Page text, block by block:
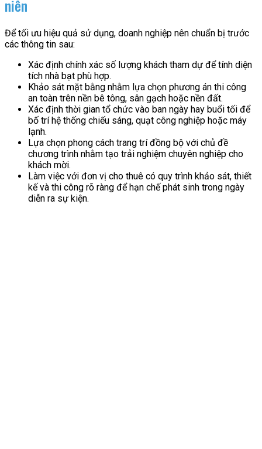
niên
Để tối ưu hiệu quả sử dụng, doanh nghiệp nên chuẩn bị trước
các thông tin sau:
Xác định chính xác số lượng khách tham dự để tính diện
tích nhà bạt phù hợp.
Khảo sát mặt bằng nhằm lựa chọn phương án thi công
an toàn trên nền bê tông, sân gạch hoặc nền đất.
Xác định thời gian tổ chức vào ban ngày hay buổi tối để
bố trí hệ thống chiếu sáng, quạt công nghiệp hoặc máy
lạnh.
Lựa chọn phong cách trang trí đồng bộ với chủ đề
chương trình nhằm tạo trải nghiệm chuyên nghiệp cho
khách mời.
Làm việc với đơn vị cho thuê có quy trình khảo sát, thiết
kế và thi công rõ ràng để hạn chế phát sinh trong ngày
diễn ra sự kiện.